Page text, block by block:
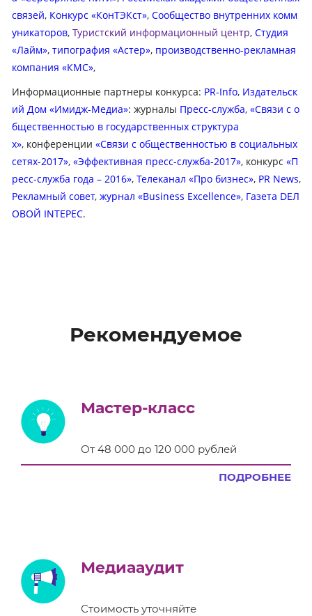
связей, Конкурс «КонТЭКст»,Сообщество внутренних комм
уникаторов,Туристский информационный центр,Студия
«Лайм»,типография «Астер», производственно-рекламная
компания «КМС»,
Информационные партнеры конкурса: PR-Info, Издательск
ий Дом «Имидж-Медиа»: журналы Пресс-служба,«Связи с о
бщественностью в государственных структура
х», конференции«Связи с общественностью в социальных
сетях-2017»,«Эффективная пресс-служба-2017», конкурс«П
ресс-служба года – 2016»,Телеканал «Про бизнес», PR News,
Рекламный совет,журнал «Business Excellence», Газета DЕЛ
ОВОЙ INТЕРЕС.
Рекомендуемое
Мастер-класс
От 48 000 до 120 000 рублей
ПОДРОБНЕЕ
Медиааудит
Стоимость уточняйте